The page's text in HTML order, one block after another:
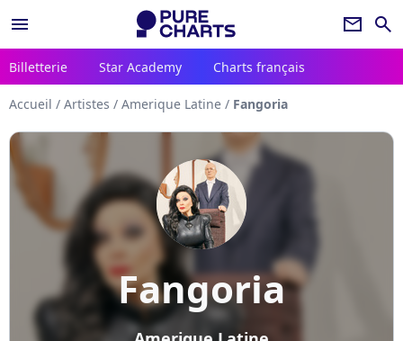
menu newsletter search
Billetterie Star Academy Charts français
Accueil / Artistes / Amerique Latine / Fangoria
Fangoria